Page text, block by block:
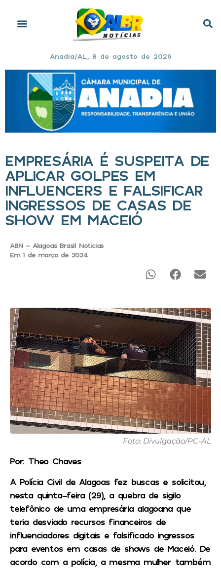
Anadia/AL, 8 de agosto de 2026
EMPRESÁRIA É SUSPEITA DE
APLICAR GOLPES EM
INFLUENCERS E FALSIFICAR
INGRESSOS DE CASAS DE
SHOW EM MACEIÓ
ABN - Alagoas Brasil Noticias
Em 1 de março de 2024
Foto: Divulgação/PC-AL
Por: Theo Chaves
A Polícia Civil de Alagoas fez buscas e solicitou,
nesta quinta-feira (29), a quebra de sigilo
telefônico de uma empresária alagoana que
teria desviado recursos financeiros de
influenciadores digitais e falsificado ingressos
para eventos em casas de shows de Maceió. De
acordo com a polícia, a mesma mulher também